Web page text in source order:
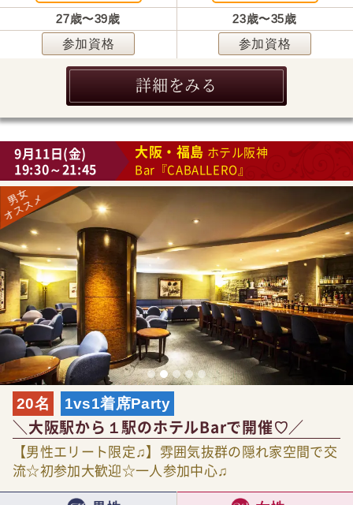
27歳〜39歳
参加資格
23歳〜35歳
参加資格
詳細をみる
9月11日(金)
19:30～21:45
大阪・福島 ホテル阪神
Bar『CABALLERO』
20名 1vs1着席Party
＼大阪駅から１駅のホテルBarで開催♡／
【男性エリート限定♫】雰囲気抜群の隠れ家空間で交
流☆初参加大歓迎☆一人参加中心♫